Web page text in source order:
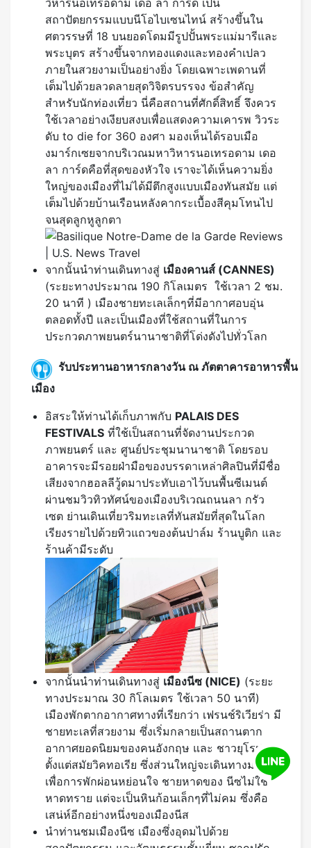
สถาปัตยกรรมแบบนีโอไบเซนไทน์ สร้างขึ้นใน
ศตวรรษที่ 18 บนยอดโดมมีรูปปั้นพระแม่มารีและ
พระบุตร สร้างขึ้นจากทองแดงและทองคำเปลว
ภายในสวยงามเป็นอย่างยิ่ง โดยเฉพาะเพดานที่
เต็มไปด้วยลวดลายสุดวิจิตรบรรจง ข้อสำคัญ
สำหรับนักท่องเที่ยว นี่คือสถานที่ศักดิ์สิทธิ์ จึงควร
ใช้เวลาอย่างเงียบสงบเพื่อแสดงความเคารพ วิวระ
ดับ to die for 360 องศา มองเห็นได้รอบเมือ
งมาร์กเซยจากบริเวณมหาวิหารนอเทรอดาม เดอ
ลา การ์ดคือที่สุดของหัวใจ เราจะได้เห็นความยิ่ง
ใหญ่ของเมืองที่ไม่ได้มีตึกสูงแบบเมืองทันสมัย แต่
เต็มไปด้วยบ้านเรือนหลังคากระเบื้องสีคุมโทนไป
จนสุดลูกหูลูกตา
จากนั้นนำท่านเดินทางสู่ เมืองคานส์ (CANNES)
(ระยะทางประมาณ 190 กิโลเมตร ใช้เวลา 2 ชม.
20 นาที ) เมืองชายทะเลเล็กๆที่มีอากาศอบอุ่น
ตลอดทั้งปี และเป็นเมืองที่ใช้สถานที่ในการ
ประกวดภาพยนตร์นานาชาติที่โด่งดังไปทั่วโลก
รับประทานอาหารกลางวัน ณ ภัตตาคารอาหารพื้น
เมือง
อิสระให้ท่านได้เก็บภาพกับ PALAIS DES
FESTIVALS ที่ใช้เป็นสถานที่จัดงานประกวด
ภาพยนตร์ และ ศูนย์ประชุมนานาชาติ โดยรอบ
อาคารจะมีรอยฝ่ามือของบรรดาเหล่าศิลปินที่มีชื่อ
เสียงจากฮอลลีวู้ดมาประทับเอาไว้บนพื้นซีเมนต์
ผ่านชมวิวทิวทัศน์ของเมืองบริเวณถนนลา กรัว
เซต ย่านเดินเที่ยวริมทะเลที่ทันสมัยที่สุดในโลก
เรียงรายไปด้วยทิวแถวของต้นปาล์ม ร้านบูติก และ
ร้านค้ามีระดับ
จากนั้นนำท่านเดินทางสู่ เมืองนีซ (NICE) (ระยะ
ทางประมาณ 30 กิโลเมตร ใช้เวลา 50 นาที)
เมืองพักตากอากาศทางที่เรียกว่า เฟรนช์ริเวียร่า มี
ชายทะเลที่สวยงาม ซึ่งเริ่มกลายเป็นสถานตาก
อากาศยอดนิยมของคนอังกฤษ และ ชาวยุโรปมา
ตั้งแต่สมัยวิคทอเรีย ซึ่งส่วนใหญ่จะเดินทางมานีส
เพื่อการพักผ่อนหย่อนใจ ชายหาดของ นีซไม่ใช่
หาดทราย แต่จะเป็นหินก้อนเล็กๆที่ไม่คม ซึ่งคือ
เสน่ห์อีกอย่างหนึ่งของเมืองนีส
นำท่านชมเมืองนีซ เมืองซึ่งอุดมไปด้วย